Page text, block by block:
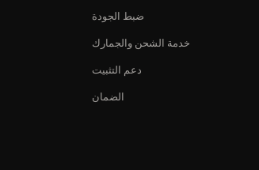
ضبط الجودة
خدمة الشحن والجمارك
دعم التثبيت
الضمان